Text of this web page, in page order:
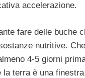
accelerazione.
fare delle buche
nutritive.
4-5 giorni
terra è una